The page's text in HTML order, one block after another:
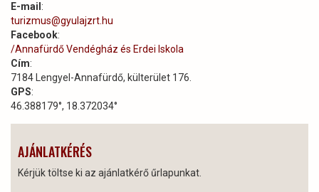
E-mail :
turizmus@gyulajzrt.hu
Facebook:
/Annafürdő Vendégház és Erdei Iskola
Cím:
7184 Lengyel-Annafürdő, külterület 176.
GPS:
46.388179°, 18.372034°
AJÁNLATKÉRÉS
Kérjük töltse ki az ajánlatkérő űrlapunkat.